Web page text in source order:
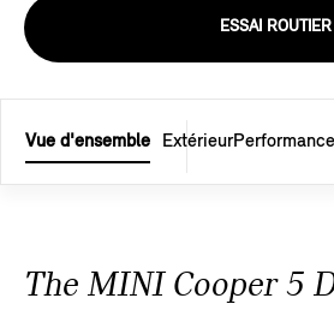
ESSAI ROUTIER
Vue d'ensemble ExtérieurPerformance
The MINI Cooper 5